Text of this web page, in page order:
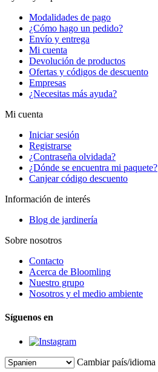
Modalidades de pago
¿Cómo hago un pedido?
Envío y entrega
Mi cuenta
Devolución de productos
Ofertas y códigos de descuento
Empresas
¿Necesitas más ayuda?
Mi cuenta
Iniciar sesión
Registrarse
¿Contraseña olvidada?
¿Dónde se encuentra mi paquete?
Canjear código descuento
Información de interés
Blog de jardinería
Sobre nosotros
Contacto
Acerca de Bloomling
Nuestro grupo
Nosotros y el medio ambiente
Síguenos en
Cambiar país/idioma